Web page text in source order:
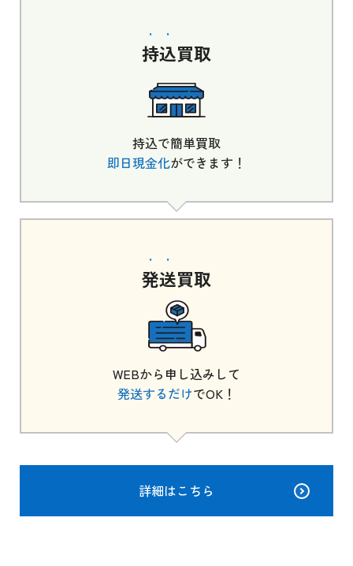
持込買取
持込で簡単買取
即日現金化ができます！
発送買取
WEBから申し込みして
発送するだけでOK！
詳細はこちら